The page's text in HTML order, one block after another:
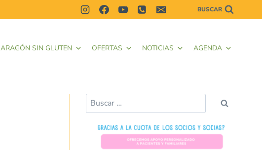
BUSCAR
ARAGÓN SIN GLUTEN OFERTAS NOTICIAS AGENDA
Buscar: